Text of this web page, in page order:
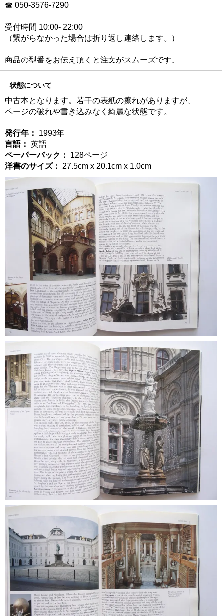
☎ 050-3576-7290
受付時間 10:00- 22:00
（繋がらなかった場合は折り返し連絡します。）
商品の型番をお伝え頂くと注文がスムーズです。
状態について
中古本となります。若干の表紙の擦れがありますが、
ページの破れや書き込みなく綺麗な状態です。
発行年：
1993年
言語： 英語
ペーパーバック：
128ページ
洋書のサイズ：
27.5cm x 20.1cm x 1.0cm